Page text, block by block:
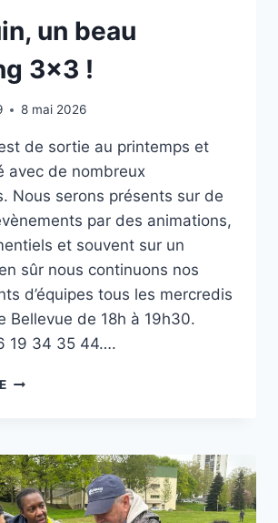
un beau
3×3 !
8 mai 2026
de sortie au printemps et
avec de nombreux
Nous serons présents sur de
par des animations,
et souvent sur un
sûr nous continuons nos
d’équipes tous les mercredis
Bellevue de 18h à 19h30.
19 34 35 44….
MAI-
PLANNING
3×3
!